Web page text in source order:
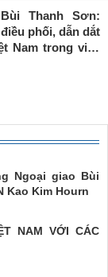
Thanh Sơn:
phối, dẫn dắt
Nam trong việc
phương, đoàn
Ngoại giao Bùi
Kao Kim Hourn
NAM VỚI CÁC